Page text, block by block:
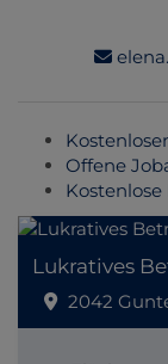
Offene
Lukratives
2042